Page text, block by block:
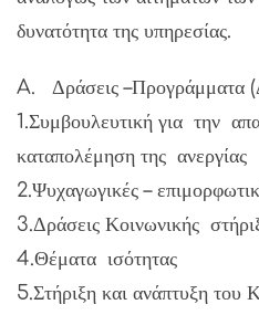
δυνατότητα της υπηρεσίας.
A. Δράσεις –Προγράμματα
1.Συμβουλευτική για την
καταπολέμηση της ανεργίας
2.Ψυχαγωγικές –
3.Δράσεις Κοινωνικής
4.Θέματα ισότητας
5.Στήριξη και ανάπτυξη του